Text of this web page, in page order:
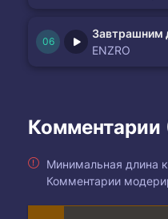
Завтрашним
ENZRO
Комментарии
Минимальная длина
Комментарии